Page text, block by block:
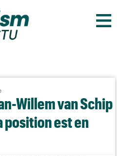
≡
Willem van Schip
position est en